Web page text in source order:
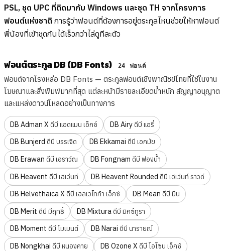
PSL, ชุด UPC ที่ติดมากับ Windows และชุด TH จากโครงการ
ฟอนต์แห่งชาติ การรู้ว่าฟอนต์ที่ต้องการอยู่ตระกูลไหนช่วยให้หาฟอนต์
พี่น้องที่เข้าชุดกันได้เร็วกว่าไล่ดูทีละตัว
ฟอนต์ตระกูล DB (DB Fonts) 24 ฟอนต์
ฟอนต์จากโรงหล่อ DB Fonts — ตระกูลฟอนต์เชิงพาณิชย์ไทยที่ใช้ในงาน
โฆษณาและสิ่งพิมพ์มากที่สุด แต่ละหน้ามีรายละเอียดน้ำหนัก สัญญาอนุญาต
และแหล่งดาวน์โหลดอย่างเป็นทางการ
DB Adman X ดีบี แอดแมน เอ็กซ์ DB Airy ดีบี แอรี่
DB Bunjerd ดีบี บรรเจิด DB Ekkamai ดีบี เอกมัย
DB Erawan ดีบี เอราวัณ DB Fongnam ดีบี ฟองน้ำ
DB Heavent ดีบี เฮเว่นท์ DB Heavent Rounded ดีบี เฮเว่นท์ ราวด์
DB Helvethaica X ดีบี เฮลเวไทก้า เอ็กซ์ DB Mean ดีบี มีน
DB Merit ดีบี มีฤทธิ์ DB Mixtura ดีบี มิกซ์ทูรา
DB Moment ดีบี โมเมนต์ DB Narai ดีบี นารายณ์
DB Nongkhai ดีบี หนองคาย DB Ozone X ดีบี โอโซน เอ็กซ์